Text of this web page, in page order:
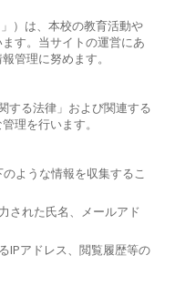
）は、本校の教育活動や
す。当サイトの運営にあ
管理に努めます。
する法律」および関連する
理を行います。
ような情報を収集するこ
された氏名、メールアド
IPアドレス、閲覧履歴等の